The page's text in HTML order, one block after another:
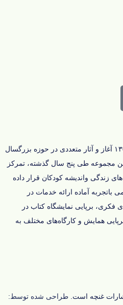
نشر غنچه فعالیت خود را در سال ۱۳69 آغاز و‌ آثار متعددی در حوزه‌ بزرگسال
مجموعه طی پنج سال گذشته، تمرکز
زندگی و‌اندیشه‌ کودکان قرار داده
باتجربه آماده‌ ارائه‌ خدمات در
برپایی نمایشگاه کتاب در
همایش و کارگاه‌های مختلف به
غنچه است. طراحی شده توسط: